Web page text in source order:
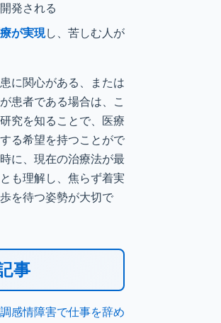
発される
が実現し、苦しむ人が
に関心がある、または
患者である場合は、こ
究を知ることで、医療
る希望を持つことがで
に、現在の治療法が最
も理解し、焦らず着実
を待つ姿勢が大切で
事
感情障害で仕事を辞め